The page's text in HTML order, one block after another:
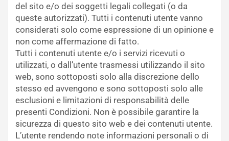
del sito e/o dei soggetti legali collegati (o da
queste autorizzati). Tutti i contenuti utente vanno
considerati solo come espressione di un opinione e
non come affermazione di fatto.
Tutti i contenuti utente e/o i servizi ricevuti o
utilizzati, o dall’utente trasmessi utilizzando il sito
web, sono sottoposti solo alla discrezione dello
stesso ed avvengono e sono sottoposti solo alle
esclusioni e limitazioni di responsabilità delle
presenti Condizioni. Non è possibile garantire la
sicurezza di questo sito web e dei contenuti utente.
L’utente rendendo note informazioni personali o di